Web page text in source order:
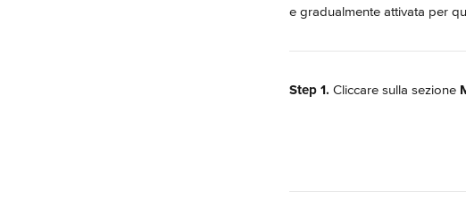
e gradualmente attivata per
Step 1. Cliccare sulla sezione